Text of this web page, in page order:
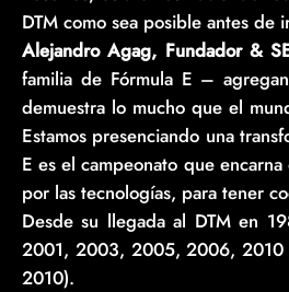
DTM como sea posible antes de
Alejandro Agag, Fundador &
familia de Fórmula E –
demuestra lo mucho que el
Estamos presenciando una
E es el campeonato que
por las tecnologías, para tener
Desde su llegada al DTM en
2001, 2003, 2005, 2006,
2010).